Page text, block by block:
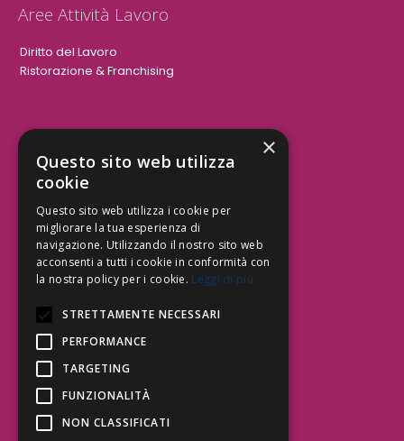
Aree Attività Lavoro
Diritto del Lavoro
Ristorazione & Franchising
Aree Attività Civile
Tutele del Credito
Responsabilità Civile
Contrattualistica
Segui lo Studio EDG sui social.
Invia messaggio
T. 06.3232914
info@edg.legal
×
Questo sito web utilizza
cookie
Questo sito web utilizza i cookie per
migliorare la tua esperienza di
navigazione. Utilizzando il nostro sito web
acconsenti a tutti i cookie in conformità con
la nostra policy per i cookie. Leggi di più
STRETTAMENTE NECESSARI
PERFORMANCE
TARGETING
FUNZIONALITÀ
NON CLASSIFICATI